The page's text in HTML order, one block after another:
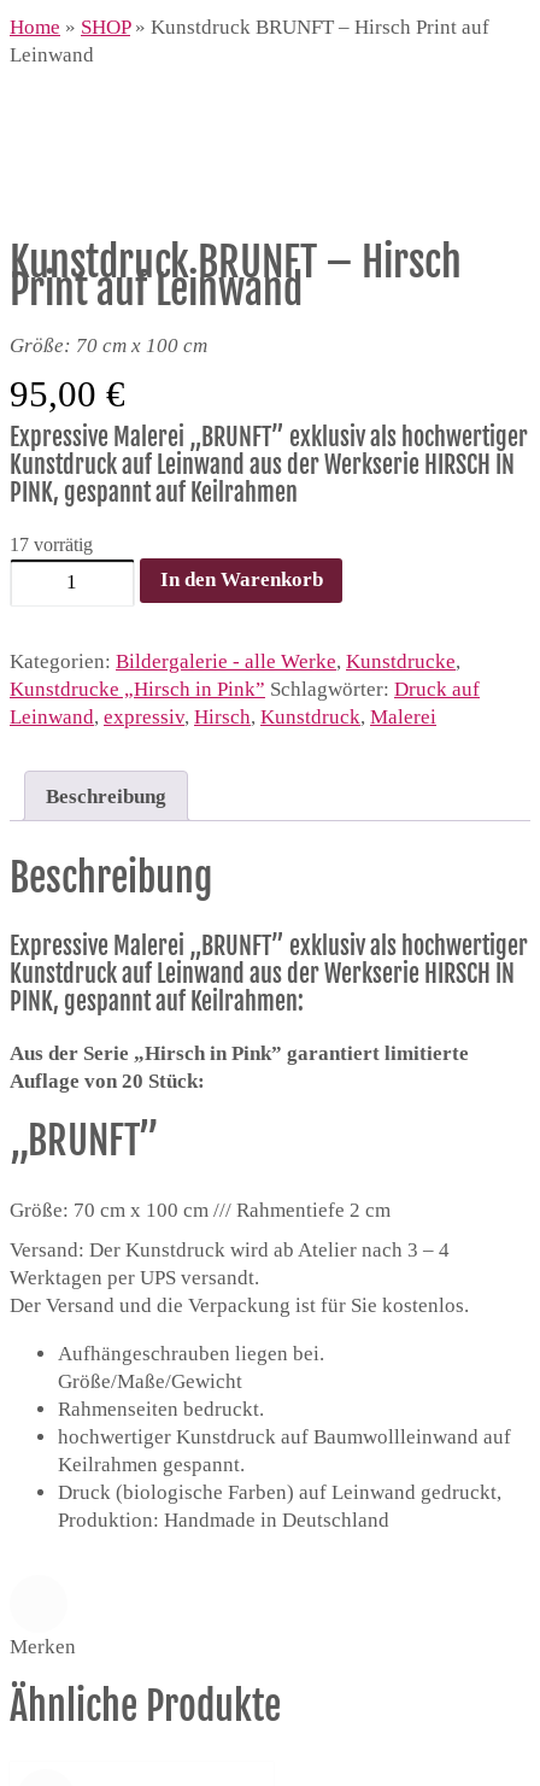
Home » SHOP» Kunstdruck BRUNFT – Hirsch Print auf
Leinwand
Kunstdruck BRUNFT – Hirsch
Print auf Leinwand
Größe: 70 cm x 100 cm
95,00 €
Expressive Malerei „BRUNFT” exklusiv als hochwertiger
Kunstdruck auf Leinwand aus der Werkserie HIRSCH IN
PINK, gespannt auf Keilrahmen
17 vorrätig
Kunstdruck
Hirsch
Print
auf
In den Warenkorb
Kategorien: Bildergalerie - alle Werke, Kunstdrucke,
Kunstdrucke „Hirsch in Pink” Schlagwörter: Druck auf
Leinwand, expressiv, Hirsch, Kunstdruck, Malerei
Beschreibung
Beschreibung
Expressive Malerei „BRUNFT” exklusiv als hochwertiger
Kunstdruck auf Leinwand aus der Werkserie HIRSCH IN
PINK, gespannt auf Keilrahmen:
Aus der Serie „Hirsch in Pink” garantiert limitierte
Auflage von 20 Stück:
„BRUNFT”
Größe: 70 cm x 100 cm /// Rahmentiefe 2 cm
Versand: Der Kunstdruck wird ab Atelier nach 3 – 4
Werktagen per UPS versandt.
Der Versand und die Verpackung ist für Sie kostenlos.
Aufhängeschrauben liegen bei.
Größe/Maße/Gewicht
Rahmenseiten bedruckt.
hochwertiger Kunstdruck auf Baumwollleinwand auf
Keilrahmen gespannt.
Druck (biologische Farben) auf Leinwand gedruckt,
Produktion: Handmade in Deutschland
Merken
Ähnliche Produkte